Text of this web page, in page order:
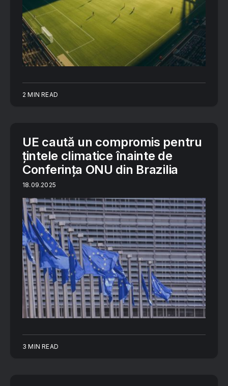
2 MIN READ
UE caută un compromis pentru
țintele climatice înainte de
Conferința ONU din Brazilia
18.09.2025
3 MIN READ